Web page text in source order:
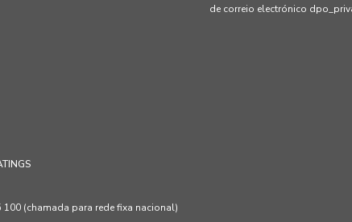
de correio electrónico
100 (chamada para rede fixa nacional)